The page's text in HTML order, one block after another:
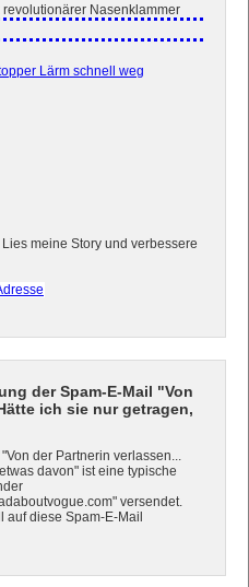
Nasenklammer
Lärm schnell weg
meine Story und verbessere
der Spam-E-Mail "Von
ich sie nur getragen,
der Partnerin verlassen...
davon" ist eine typische
versendet.
auf diese Spam-E-Mail